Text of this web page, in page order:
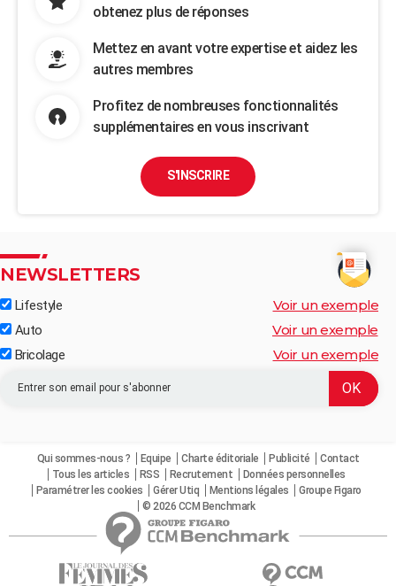
obtenez plus de réponses
Mettez en avant votre expertise et aidez les
autres membres
Profitez de nombreuses fonctionnalités
supplémentaires en vous inscrivant
S'INSCRIRE
NEWSLETTERS
Lifestyle Voir un exemple
Auto Voir un exemple
Bricolage Voir un exemple
Qui sommes-nous ? Equipe Charte éditoriale Publicité
Contact
Tous les articles
RSS Recrutement
Données personnelles
Paramétrer les cookies
Gérer Utiq Mentions légales
Groupe Figaro
© 2026 CCM Benchmark